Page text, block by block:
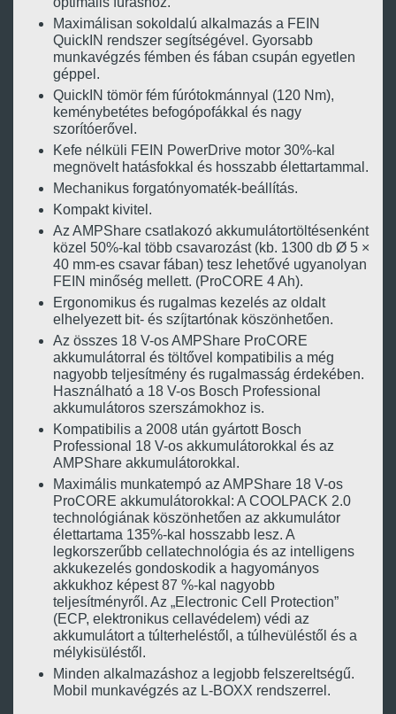
Maximálisan sokoldalú alkalmazás a FEIN
QuickIN rendszer segítségével. Gyorsabb
munkavégzés fémben és fában csupán egyetlen
géppel.
QuickIN tömör fém fúrótokmánnyal (120 Nm),
keménybetétes befogópofákkal és nagy
szorítóerővel.
Kefe nélküli FEIN PowerDrive motor 30%-kal
megnövelt hatásfokkal és hosszabb élettartammal.
Mechanikus forgatónyomaték-beállítás.
Kompakt kivitel.
Az AMPShare csatlakozó akkumulátortöltésenként
közel 50%-kal több csavarozást (kb. 1300 db Ø 5 ×
40 mm-es csavar fában) tesz lehetővé ugyanolyan
FEIN minőség mellett. (ProCORE 4 Ah).
Ergonomikus és rugalmas kezelés az oldalt
elhelyezett bit- és szíjtartónak köszönhetően.
Az összes 18 V-os AMPShare ProCORE
akkumulátorral és töltővel kompatibilis a még
nagyobb teljesítmény és rugalmasság érdekében.
Használható a 18 V-os Bosch Professional
akkumulátoros szerszámokhoz is.
Kompatibilis a 2008 után gyártott Bosch
Professional 18 V-os akkumulátorokkal és az
AMPShare akkumulátorokkal.
Maximális munkatempó az AMPShare 18 V-os
ProCORE akkumulátorokkal: A COOLPACK 2.0
technológiának köszönhetően az akkumulátor
élettartama 135%-kal hosszabb lesz. A
legkorszerűbb cellatechnológia és az intelligens
akkukezelés gondoskodik a hagyományos
akkukhoz képest 87 %-kal nagyobb
teljesítményről. Az „Electronic Cell Protection”
(ECP, elektronikus cellavédelem) védi az
akkumulátort a túlterheléstől, a túlhevüléstől és a
mélykisüléstől.
Minden alkalmazáshoz a legjobb felszereltségű.
Mobil munkavégzés az L-BOXX rendszerrel.